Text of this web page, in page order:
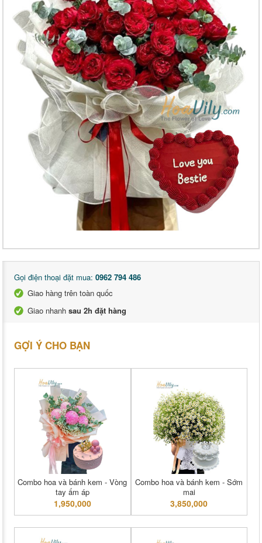
Gọi điện thoại đặt mua: 0962 794 486
Giao hàng trên toàn quốc
Giao nhanh sau 2h đặt hàng
GỢI Ý CHO BẠN
Combo hoa và bánh kem - Vòng
tay ấm áp
1,950,000
Combo hoa và bánh kem - Sớm
mai
3,850,000